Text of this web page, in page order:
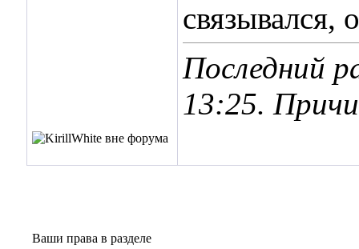
связывался,
Последний
13:25.
Ваши права в разделе